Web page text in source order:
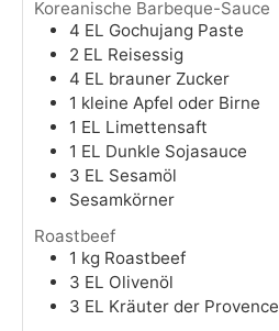
Koreanische Barbeque-Sauce
4 EL Gochujang Paste
2 EL Reisessig
4 EL brauner Zucker
1 kleine Apfel oder Birne
1 EL Limettensaft
1 EL Dunkle Sojasauce
3 EL Sesamöl
Sesamkörner
Roastbeef
1 kg Roastbeef
3 EL Olivenöl
3 EL Kräuter der Provence